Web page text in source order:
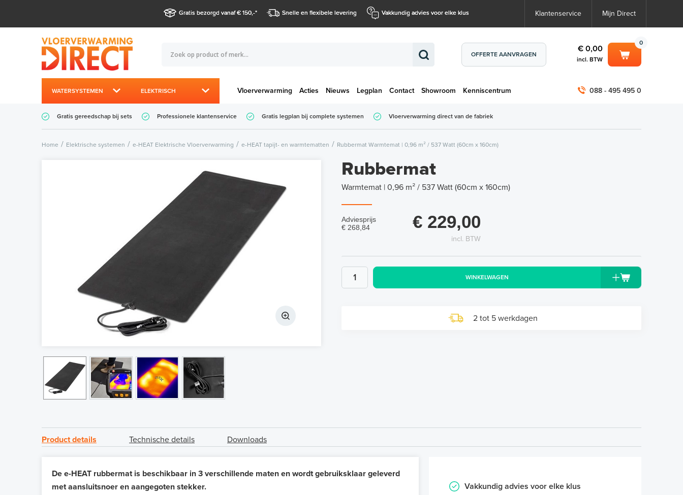
Gratis bezorgd vanaf € 150,-* Snelle en flexibele levering Vakkundig advies voor elke klus Klantenservice Mijn Direct
OFFERTE AANVRAGEN
0
€ 0,00
incl. BTW
WATERSYSTEMEN ELEKTRISCH Vloerverwarming Acties Nieuws Legplan Contact Showroom Kenniscentrum
€ 0,00
Totaalbedrag (incl. BTW) € 0,00
088 - 495 495 0
Gratis gereedschap bij sets Professionele klantenservice Gratis legplan bij complete systemen Vloerverwarming direct van de fabriek
Home Elektrische systemen e-HEAT Elektrische Vloerverwarming e-HEAT tapijt- en warmtematten Rubbermat Warmtemat | 0,96 m² / 537 Watt (60cm x 160cm)
Rubbermat
Warmtemat | 0,96 m² / 537 Watt (60cm x 160cm)
Adviesprijs
€ 268,84
€ 229,00
incl. BTW
WINKELWAGEN
2 tot 5 werkdagen
Product details Technische details Downloads
De e-HEAT rubbermat is beschikbaar in 3 verschillende maten en wordt gebruiksklaar geleverd
met aansluitsnoer en aangegoten stekker.
Vakkundig advies voor elke klus